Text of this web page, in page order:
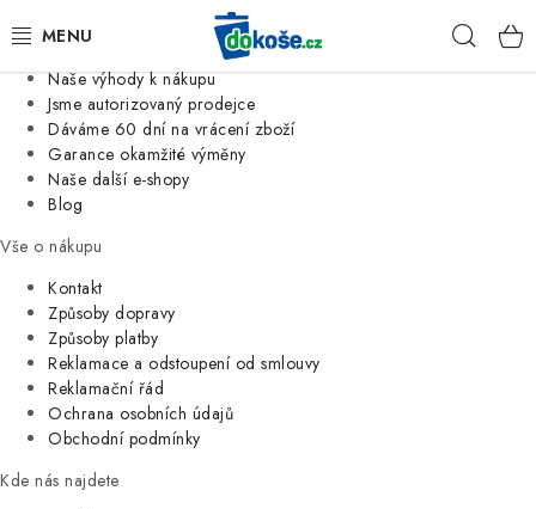
Jsme tradiční česká firma
Naše výhody k nákupu
Jsme autorizovaný prodejce
Dáváme 60 dní na vrácení zboží
Garance okamžité výměny
Naše další e-shopy
Blog
Vše o nákupu
Kontakt
Způsoby dopravy
Způsoby platby
Reklamace a odstoupení od smlouvy
Reklamační řád
Ochrana osobních údajů
Obchodní podmínky
Kde nás najdete
KOŠE
SÁČKY
KUCHYNĚ
ORGANIZACE
DOMÁCNOST
ÚKLID